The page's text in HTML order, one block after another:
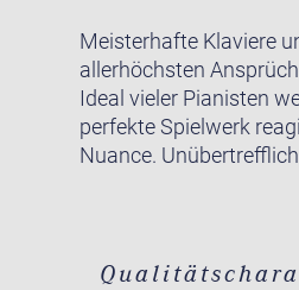
Meisterhafte Klaviere
allerhöchsten
Ideal vieler Pianisten
perfekte Spielwerk
Nuance.